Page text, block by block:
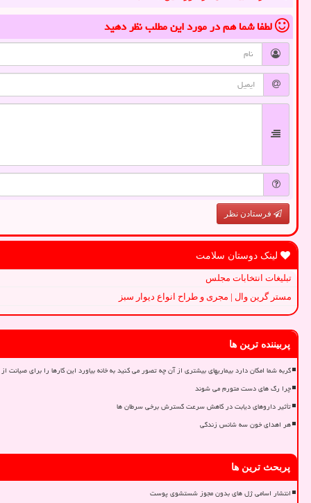
لطفا شما همدر مورد این مطلبنظر دهید
فرستادن نظر
لینک دوستان سلامت
تبلیغات انتخابات مجلس
مستر گرین وال | مجری و طراح انواع دیوار سبز
پربیننده ترین ها
گربه شما امکان دارد بیماریهای بیشتری از آن چه تصور می کنید به خانه بیاورد این کارها را برای صیانت
چرا رگ های دست متورم می شوند
تأثیر داروهای دیابت در کاهش سرعت گسترش برخی سرطان ها
هر اهدای خون سه شانس زندگی
پربحث ترین ها
انتشار اسامی ژل های بدون مجوز شستشوی پوست